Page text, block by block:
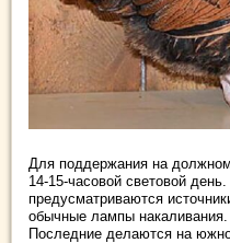
Для поддержания на
14-15-часовой световой
предусматриваются
обычные лампы
Последние делаются на